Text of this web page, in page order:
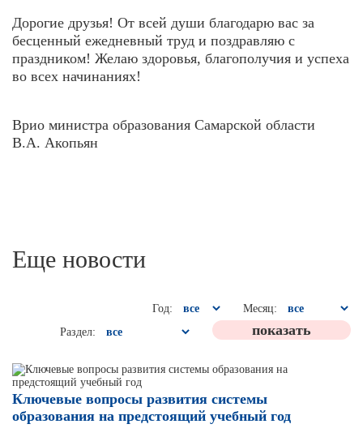
Дорогие друзья! От всей души благодарю вас за
бесценный ежедневный труд и поздравляю с
праздником! Желаю здоровья, благополучия и успеха
во всех начинаниях!
Врио министра образования Самарской области
В.А. Акопьян
Еще новости
Год:
Месяц:
Раздел:
Ключевые вопросы развития системы
образования на предстоящий учебный год